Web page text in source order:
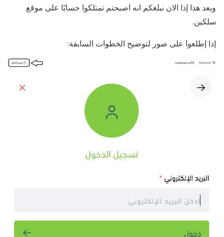
وبعد هذا إذا الان نبلغكم انه اصبحتم تمتلكوا حسابًا على موقع
سلكين.
إذا إطلعوا على صور لتوضيح الخطوات السابقة: